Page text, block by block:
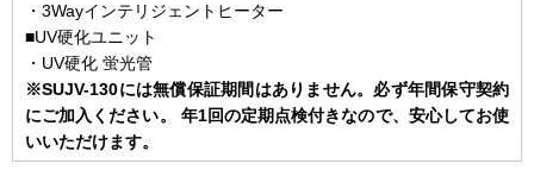
・3Wayインテリジェントヒーター
■UV硬化ユニット
・UV硬化 蛍光管
※SUJV-130には無償保証期間はありません。必ず年間保守契約
にご加入ください。 年1回の定期点検付きなので、安心してお使
いいただけます。